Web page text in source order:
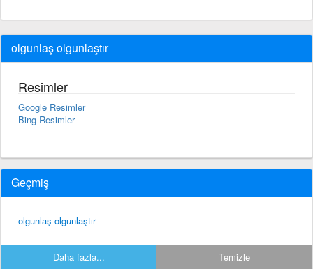
olgunlaş olgunlaştır
Resimler
Google Resimler
Bing Resimler
Geçmiş
olgunlaş olgunlaştır
Daha fazla... Temizle